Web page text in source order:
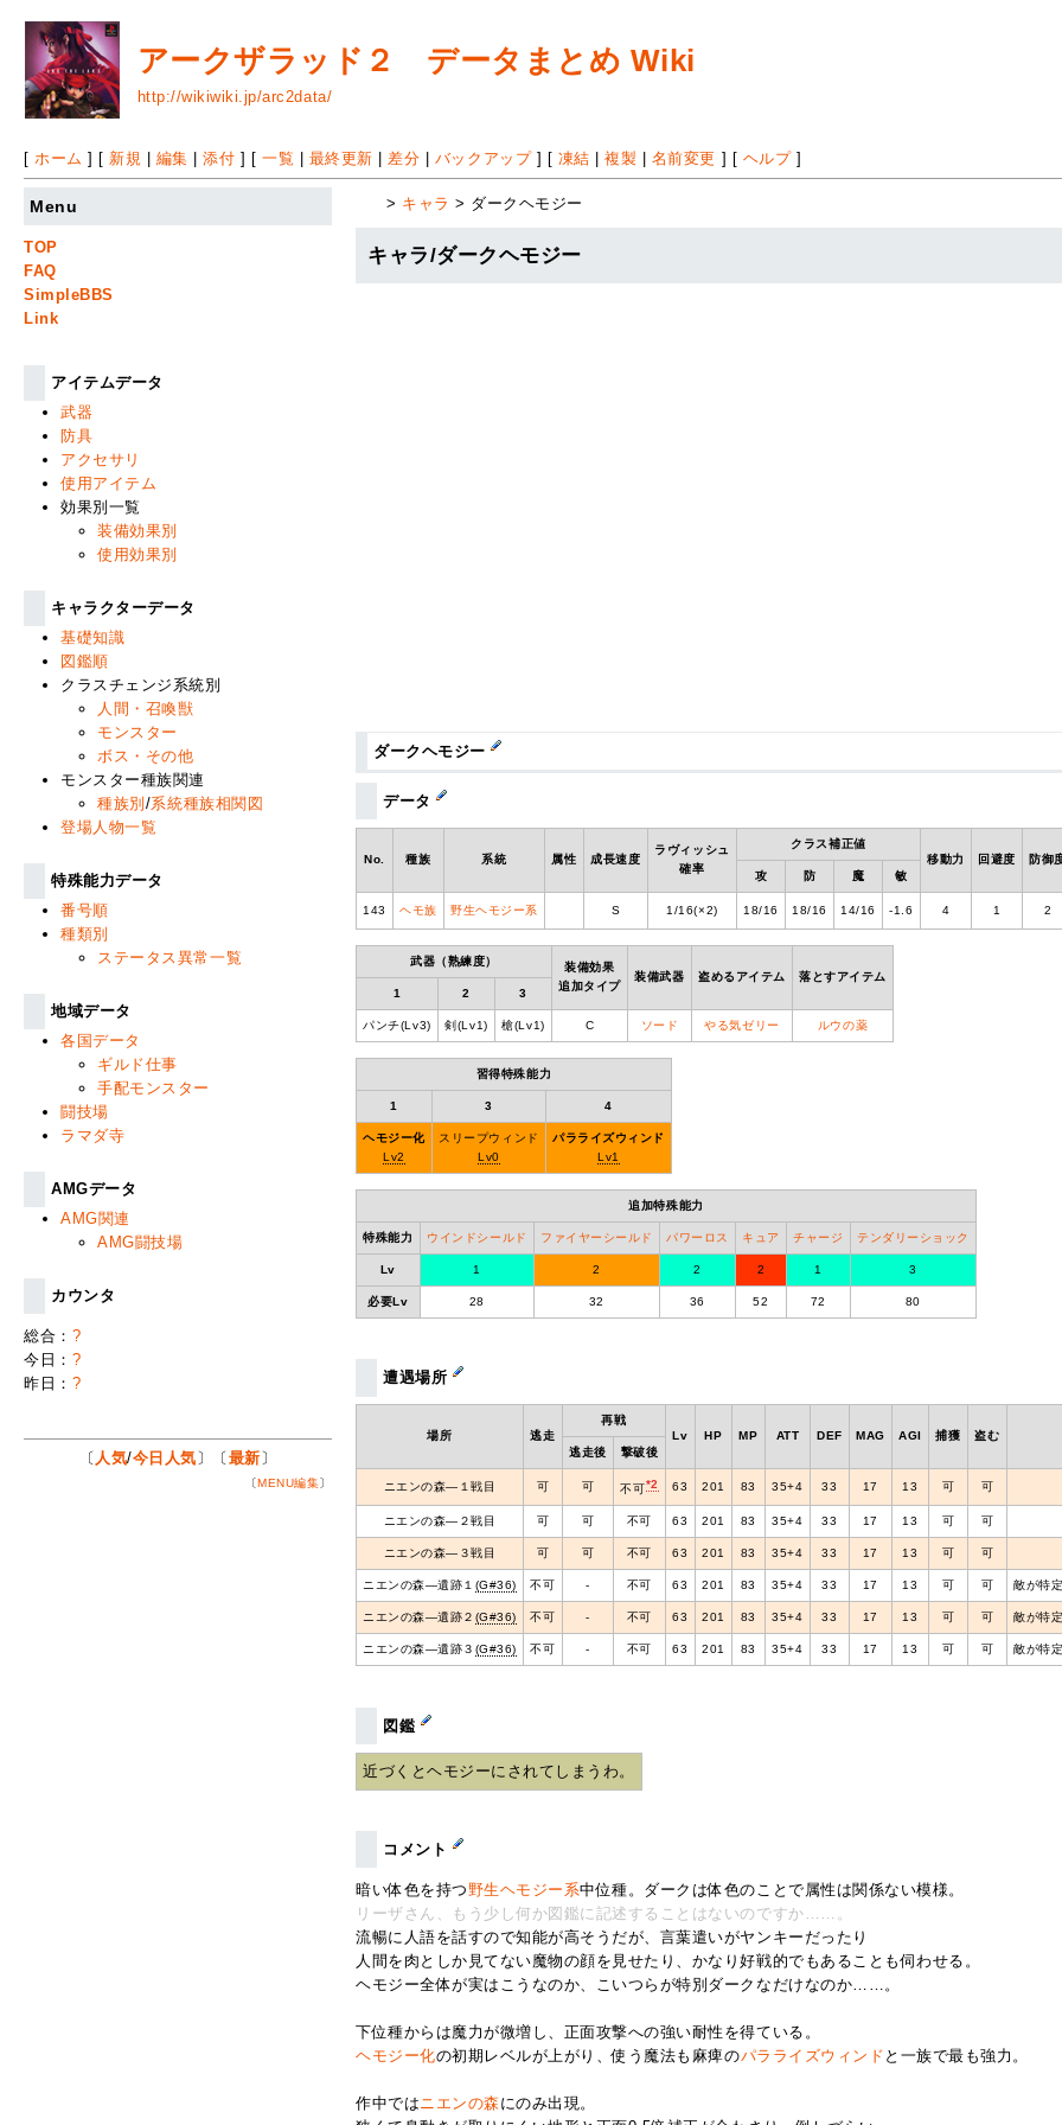
アークザラッド２ データまとめ Wiki
http://wikiwiki.jp/arc2data/
[ ホーム ] [ 新規 編集 |添付 ] [一覧 最終更新 差分 バックアップ] [ 凍結 |複製 名前変更 ] [ ヘルプ]
> キャラ > ダークヘモジー
キャラ/ダークヘモジー
ダークヘモジー
データ
No. 種族 系統 属性 成長速度
ラヴィッシュ
確率
クラス補正値
移動力
回避度 防御
攻 防 魔 敏
143 ヘモ族 野生ヘモジー系 S 1/16(×2) 18/16 18/16 14/16 -1.6 4 1 2
武器（熟練度）
装備効果
追加タイプ
装備武器 盗めるアイテム
落とすアイテム
1
2 3
パンチ(Lv3) 剣(Lv1) 槍(Lv1) C ソード やる気ゼリー ルウの薬
習得特殊能力
1 3 4
ヘモジー化
Lv2
スリープウィンド
Lv0
パラライズウィンド
Lv1
追加特殊能力
特殊能力 ウインドシールド ファイヤーシールド パワーロス キュア チャージ テンダリーショック
Lv 1 2 2 2 1 3
必要Lv 28 32 36 52 72 80
遭遇場所
場所 逃走
再戦
Lv
HP MP ATT DEF MAG AGI 捕獲 盗む
逃走後
撃破後
ニエンの森―１戦目 可 可 不可 *2 63 201 83 35+4 33 17 13 可 可
ニエンの森―２戦目 可 可 不可 63 201 83 35+4 33 17 13 可 可
ニエンの森―３戦目 可 可 不可 63 201 83 35+4 33 17 13 可 可
ニエンの森―遺跡１ (G#36) 不可 ‐ 不可 63 201 83 35+4 33 17 13 可 可 敵が特
ニエンの森―遺跡２ (G#36) 不可 ‐ 不可 63 201 83 35+4 33 17 13 可 可 敵が特
ニエンの森―遺跡３ (G#36) 不可 ‐ 不可 63 201 83 35+4 33 17 13 可 可 敵が特
図鑑
近づくとヘモジーにされてしまうわ。
コメント
暗い体色を持つ野生ヘモジー系中位種。ダークは体色のことで属性は関係ない模様。
リーザさん、もう少し何か図鑑に記述することはないのですか……。
流暢に人語を話すので知能が高そうだが、言葉遣いがヤンキーだったり
人間を肉としか見てない魔物の顔を見せたり、かなり好戦的でもあることも伺わせる。
ヘモジー全体が実はこうなのか、こいつらが特別ダークなだけなのか……。
下位種からは魔力が微増し、正面攻撃への強い耐性を得ている。
ヘモジー化の初期レベルが上がり、使う魔法も麻痺のパラライズウィンド と一族で最も強力。
作中ではニエンの森 にのみ出現。
Menu
TOP
FAQ
SimpleBBS
Link
アイテムデータ
武器
防具
アクセサリ
使用アイテム
効果別一覧
装備効果別
使用効果別
キャラクターデータ
基礎知識
図鑑順
クラスチェンジ系統別
人間・召喚獣
モンスター
ボス・その他
モンスター種族関連
種族別 /系統種族相関図
登場人物一覧
特殊能力データ
番号順
種類別
ステータス異常一覧
地域データ
各国データ
ギルド仕事
手配モンスター
闘技場
ラマダ寺
AMGデータ
AMG関連
AMG闘技場
カウンタ
総合： ?
今日： ?
昨日： ?
〔 人気/今日人気 〕〔 最新 〕
〔MENU編集〕